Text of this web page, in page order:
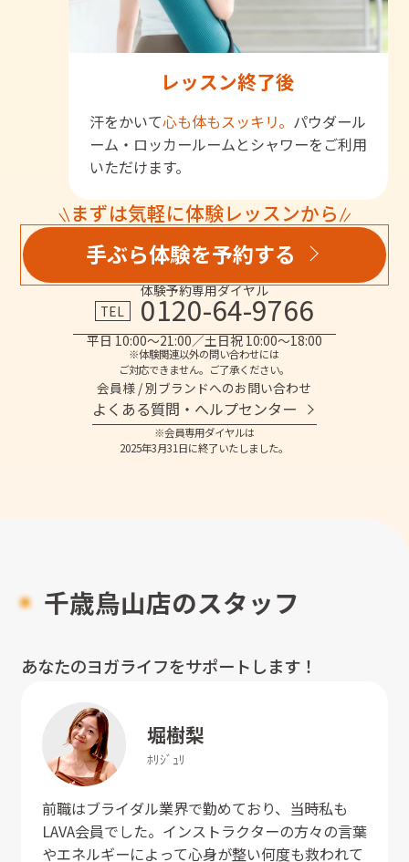
レッスン終了後
汗をかいて心も体もスッキリ。 パウダール
ーム・ロッカールームとシャワーをご利用
いただけます。
まずは気軽に体験レッスンから
手ぶら体験を予約する
体験予約専用ダイヤル
TEL
0120-64-9766
平日 10:00～21:00／土日祝 10:00～18:00
※体験関連以外の問い合わせには
ご対応できません。ご了承ください。
会員様 / 別ブランドへのお問い合わせ
よくある質問・へルプセンター
※会員専用ダイヤルは
2025年3月31日に終了いたしました。
千歳烏山店のスタッフ
あなたのヨガライフをサポートします！
堀樹梨
ﾎﾘｼﾞｭﾘ
前職はブライダル業界で勤めており、当時私も
LAVA会員でした。インストラクターの方々の言葉
やエネルギーによって心身が整い何度も救われて